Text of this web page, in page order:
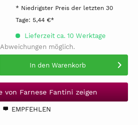
* Niedrigster Preis der letzten 30
Tage: 5,44 €*
Lieferzeit ca. 10 Werktage
möglich.
In den Warenkorb
von Farnese Fantini zeigen
EMPFEHLEN